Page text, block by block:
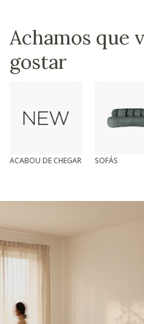
Achamos que
gostar
ACABOU DE CHEGAR SOFÁS